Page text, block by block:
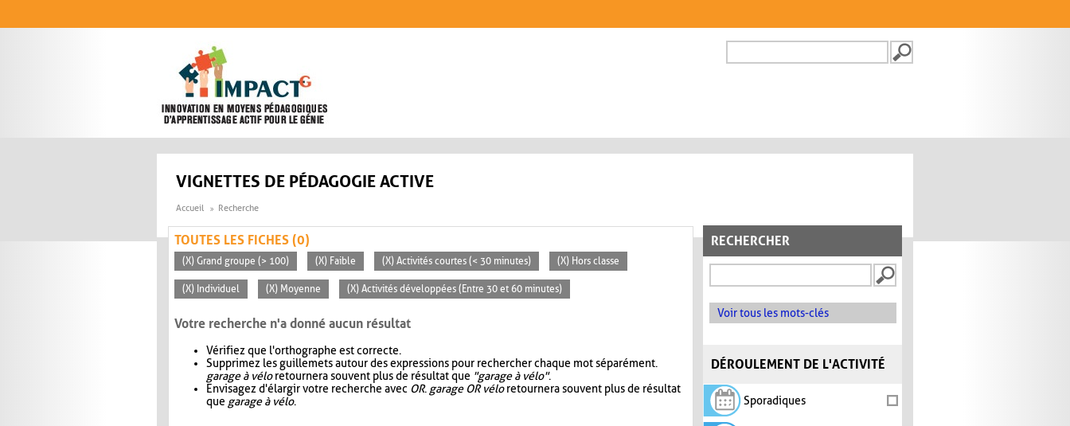
FORMULAIRE DE
VIGNETTES DE PÉDAGOGIE ACTIVE
Accueil Recherche
RECHERCHER
Voir tous les mots-clés
DÉROULEMENT DE L'ACTIVITÉ
Sporadiques
TOUTES LES FICHES (0)
(X) Grand groupe (> 100) (X) Faible (X) Activités courtes (< 30 minutes) (X) Hors classe
(X) Individuel (X) Moyenne (X) Activités développées (Entre 30 et 60 minutes)
Votre recherche n'a donné aucun résultat
Vérifiez que l'orthographe est correcte.
Supprimez les guillemets autour des expressions pour rechercher chaque mot séparément.
garage à véloretournera souvent plus de résultat que "garage à vélo".
Envisagez d'élargir votre recherche avec OR. garage OR véloretournera souvent plus de résultat
que garage à vélo.